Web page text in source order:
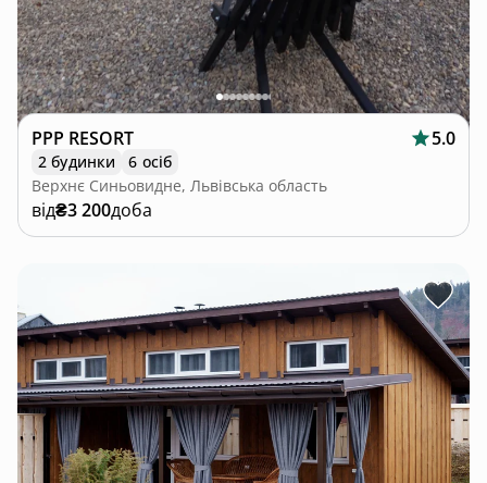
PPP RESORT 5.0
2 будинки
6 осіб
Верхнє Синьовидне, Львівська область
від₴3 200доба